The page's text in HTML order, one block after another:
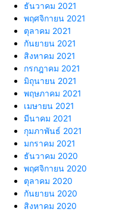
ธันวาคม 2021
พฤศจิกายน 2021
ตุลาคม 2021
กันยายน 2021
สิงหาคม 2021
กรกฎาคม 2021
มิถุนายน 2021
พฤษภาคม 2021
เมษายน 2021
มีนาคม 2021
กุมภาพันธ์ 2021
มกราคม 2021
ธันวาคม 2020
พฤศจิกายน 2020
ตุลาคม 2020
กันยายน 2020
สิงหาคม 2020